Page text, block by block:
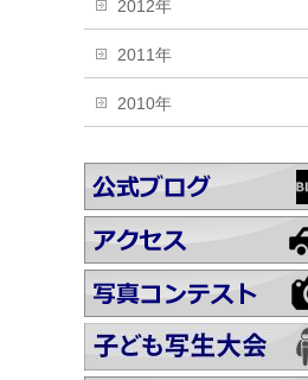
2012年
2011年
2010年